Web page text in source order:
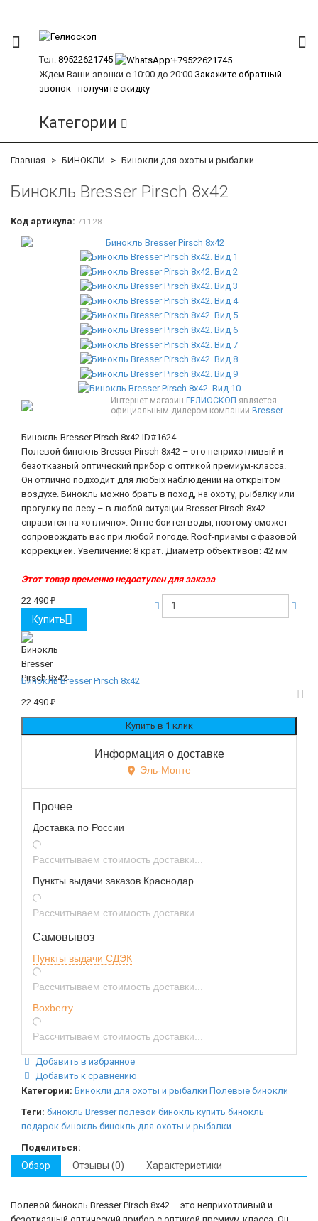
Тел: 89522621745
Ждем Ваши звонки с 10:00 до 20:00 Закажите обратный
звонок - получите скидку
Категории
Главная БИНОКЛИ Бинокли для охоты и рыбалки
Бинокль Bresser Pirsch 8x42
Код артикула: 71128
Интернет-магазин ГЕЛИОСКОП является
официальным дилером компании Bresser
Бинокль Bresser Pirsch 8x42 ID#1624
Полевой бинокль Bresser Pirsch 8x42 – это неприхотливый и
безотказный оптический прибор с оптикой премиум-класса.
Он отлично подходит для любых наблюдений на открытом
воздухе. Бинокль можно брать в поход, на охоту, рыбалку или
прогулку по лесу – в любой ситуации Bresser Pirsch 8x42
справится на «отлично». Он не боится воды, поэтому сможет
сопровождать вас при любой погоде. Roof-призмы с фазовой
коррекцией. Увеличение: 8 крат. Диаметр объективов: 42 мм
Этот товар временно недоступен для заказа
22 490 ₽
Купить
Бинокль Bresser Pirsch 8x42
22 490 ₽
Информация о доставке
Эль-Монте
Прочее
Доставка по России
Рассчитываем стоимость доставки...
Пункты выдачи заказов Краснодар
Рассчитываем стоимость доставки...
Самовывоз
Пункты выдачи СДЭК
Рассчитываем стоимость доставки...
Boxberry
Рассчитываем стоимость доставки...
Добавить в избранное
Добавить к сравнению
Категории: Бинокли для охоты и рыбалки Полевые бинокли
Теги: бинокль Bresser полевой бинокль купить бинокль
подарок бинокль бинокль для охоты и рыбалки
Поделиться:
Обзор Отзывы (0) Характеристики
Полевой бинокль Bresser Pirsch 8x42 – это неприхотливый и